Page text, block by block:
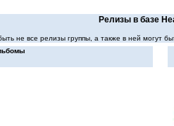
Релизы в базе
не все релизы группы, а также в ней